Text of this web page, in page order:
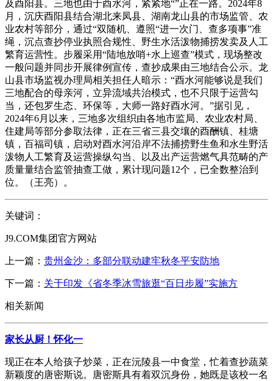
及酉阳县。三地也由于酉水河，紧紧地“”正在一路。2024年8
月，沉庆酉阳县结合湖北来凤县、湖南龙山县的市场监管、农
业农村等部分，通过“双随机、遵照“进一次门、查多项事”准
绳，沉点查抄停业执照合规性、野生水活泼物捕捞发卖及人工
繁育运营性。步履采用“陆地放哨+水上巡查”模式，现场整改
一般问题并同步开展律例宣传，查抄成果由三地结合公示。龙
山县市场监视办理局相关担任人暗示：“酉水河能够说是我们
三地配合的母亲河，立异流域共治模式，也不只限于运营勾
当，还包罗生态、环保等，大师一路好酉水河。”据引见，
2024年6月以来，三地多次组织由各地市监局、农业农村局、
住建局等部分参取法律，正在三省三县交壤的酉酬镇、桂塘
镇，百福司镇，启动对酉水河沿岸不法捕捞野生鱼和水生野活
泼物人工繁育及运营操纵勾当、以及出产运营燃气具范畴的产
质量量结合监管抽查工做，累计现问题12个，已全数整治到
位。（王亮）。
关键词：
J9.COM集团官方网站
上一篇： 贵州金沙：多部分联动建牢秋冬平安防地
下一篇： 关于印发《省冬季冰雪旅逛“百日步履”实施方
相关新闻
家长从厨！怀化一
现正在本人给孩子炒菜，正在沅陵县一中食堂，忙着查抄蔬菜
新颖度的唐密斯说。唐密斯具有着双沉身份，她既是该校一名